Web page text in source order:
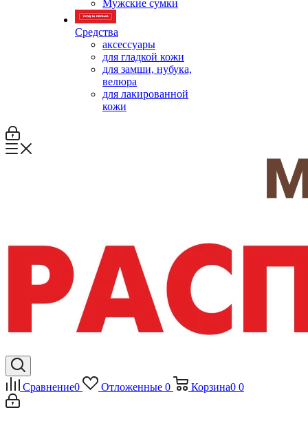
Мужские сумки
Средства
аксессуары
для гладкой кожи
для замши, нубука,
велюра
для лакированной
кожи
Сравнение0 Отложенные 0 Корзина0 0